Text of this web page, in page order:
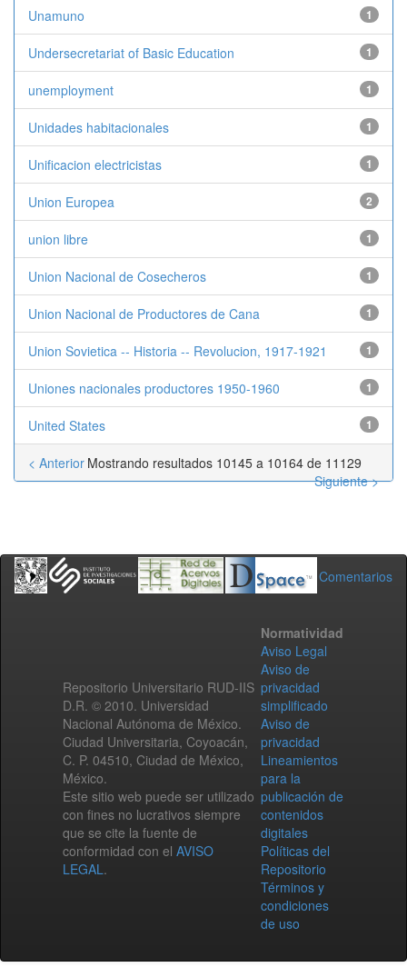
Unamuno 1
Undersecretariat of Basic Education 1
unemployment 1
Unidades habitacionales 1
Unificacion electricistas 1
Union Europea 2
union libre 1
Union Nacional de Cosecheros 1
Union Nacional de Productores de Cana 1
Union Sovietica -- Historia -- Revolucion, 1917-1921 1
Uniones nacionales productores 1950-1960 1
United States 1
Mostrando resultados 10145 a 10164 de 11129
< Anterior
Siguiente >
Comentarios
Repositorio Universitario RUD-IIS
D.R. © 2010. Universidad
Nacional Autónoma de México.
Ciudad Universitaria, Coyoacán,
C. P. 04510, Ciudad de México,
México.
Este sitio web puede ser utilizado
con fines no lucrativos siempre
que se cite la fuente de
conformidad con el AVISO
LEGAL.
Normatividad
Aviso Legal
Aviso de
privacidad
simplificado
Aviso de
privacidad
Lineamientos
para la
publicación de
contenidos
digitales
Políticas del
Repositorio
Términos y
condiciones
de uso